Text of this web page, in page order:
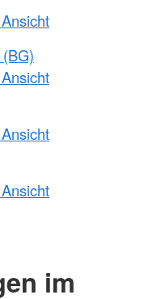
im